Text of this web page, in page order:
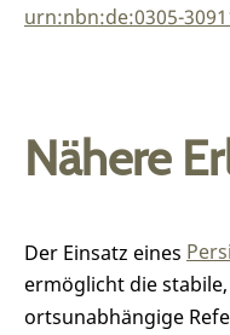
urn:nbn:de:0305-
Nähere
Der Einsatz eines
ermöglicht die
ortsunabhängige